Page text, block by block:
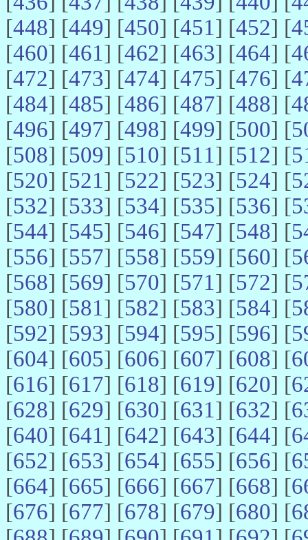
[448] [449] [450] [451] [452] [
[460] [461] [462] [463] [464] [
[472] [473] [474] [475] [476] [
[484] [485] [486] [487] [488] [
[496] [497] [498] [499] [500] [
[508] [509] [510] [511] [512] [
[520] [521] [522] [523] [524] [
[532] [533] [534] [535] [536] [
[544] [545] [546] [547] [548] [
[556] [557] [558] [559] [560] [
[568] [569] [570] [571] [572] [
[580] [581] [582] [583] [584] [
[592] [593] [594] [595] [596] [
[604] [605] [606] [607] [608] [
[616] [617] [618] [619] [620] [
[628] [629] [630] [631] [632] [
[640] [641] [642] [643] [644] [
[652] [653] [654] [655] [656] [
[664] [665] [666] [667] [668] [
[676] [677] [678] [679] [680] [